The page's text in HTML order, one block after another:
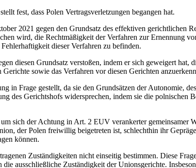
fest, dass Polen Vertragsverletzungen begangen hat.
2021 gegen den Grundsatz des effektiven gerichtlichen
wird, die Rechtmäßigkeit der Verfahren zur Ernennung
dieser Verfahren zu befinden.
diesen Grundsatz verstoßen, indem er sich geweigert
sowie das Verfahren vor diesen Gerichten
in Frage gestellt, da sie den Grundsätzen der Autonomie,
des Gerichtshofs widersprechen, indem sie die polnischen
sich der Achtung in Art. 2 EUV verankerter gemeinsamer
der Polen freiwillig beigetreten ist, schlechthin ihr
können.
Zuständigkeiten nicht einseitig bestimmen. Diese
ausschließliche Zuständigkeit der Unionsgerichte.